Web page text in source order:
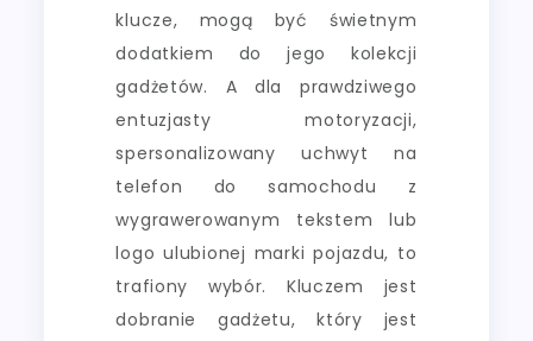
klucze, mogą być świetnym
dodatkiem do jego kolekcji
gadżetów. A dla prawdziwego
entuzjasty motoryzacji,
spersonalizowany uchwyt na
telefon do samochodu z
wygrawerowanym tekstem lub
logo ulubionej marki pojazdu, to
trafiony wybór. Kluczem jest
dobranie gadżetu, który jest